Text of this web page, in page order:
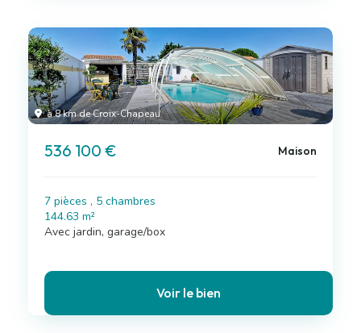
à 8 km de Croix-Chapeau
536 100 € Maison
7 pièces , 5 chambres
144.63 m²
Avec jardin, garage/box
Voir le bien